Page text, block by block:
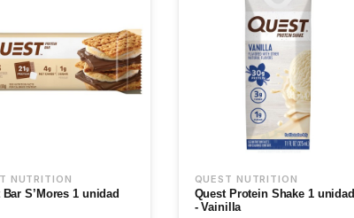
NUTRITION
S’Mores 1 unidad
QUEST NUTRITION
Quest Protein Shake 1 unidad
- Vainilla